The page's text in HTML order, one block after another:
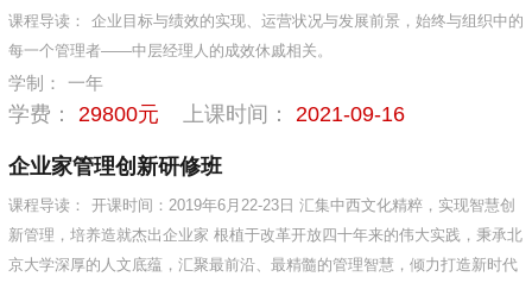
课程导读：
企业目标与绩效的实现、运营状况与发展前景，始终与组织中的
每一个管理者——中层经理人的成效休戚相关。
学制： 一年
学费： 29800元 上课时间： 2021-09-16
企业家管理创新研修班
课程导读：
开课时间：2019年6月22-23日 汇集中西文化精粹，实现智慧创
新管理，培养造就杰出企业家 根植于改革开放四十年来的伟大实践，秉承北
京大学深厚的人文底蕴，汇聚最前沿、最精髓的管理智慧，倾力打造新时代